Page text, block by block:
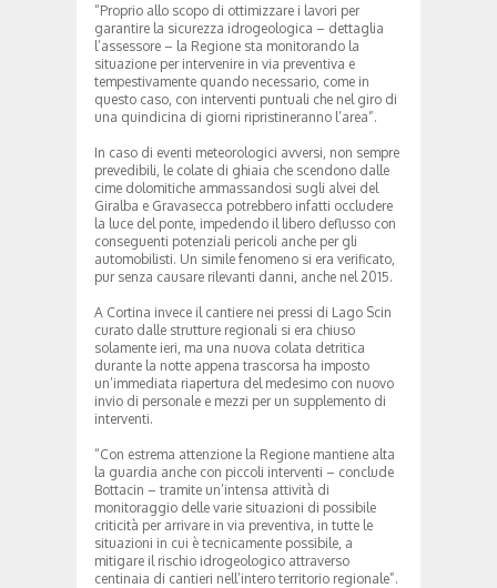
“Proprio allo scopo di ottimizzare i lavori per
garantire la sicurezza idrogeologica – dettaglia
l’assessore – la Regione sta monitorando la
situazione per intervenire in via preventiva e
tempestivamente quando necessario, come in
questo caso, con interventi puntuali che nel giro di
una quindicina di giorni ripristineranno l’area”.
In caso di eventi meteorologici avversi, non sempre
prevedibili, le colate di ghiaia che scendono dalle
cime dolomitiche ammassandosi sugli alvei del
Giralba e Gravasecca potrebbero infatti occludere
la luce del ponte, impedendo il libero deflusso con
conseguenti potenziali pericoli anche per gli
automobilisti. Un simile fenomeno si era verificato,
pur senza causare rilevanti danni, anche nel 2015.
A Cortina invece il cantiere nei pressi di Lago Scin
curato dalle strutture regionali si era chiuso
solamente ieri, ma una nuova colata detritica
durante la notte appena trascorsa ha imposto
un’immediata riapertura del medesimo con nuovo
invio di personale e mezzi per un supplemento di
interventi.
“Con estrema attenzione la Regione mantiene alta
la guardia anche con piccoli interventi – conclude
Bottacin – tramite un’intensa attività di
monitoraggio delle varie situazioni di possibile
criticità per arrivare in via preventiva, in tutte le
situazioni in cui è tecnicamente possibile, a
mitigare il rischio idrogeologico attraverso
centinaia di cantieri nell’intero territorio regionale”.